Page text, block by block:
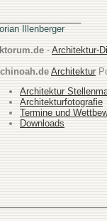
Illenberger
- Architektur-
Architektur
Architektur
Architekturfotografie
Termine und
Downloads